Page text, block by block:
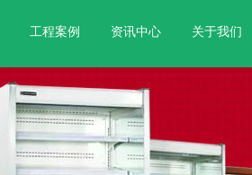
工程案例 资讯中心 关于我们